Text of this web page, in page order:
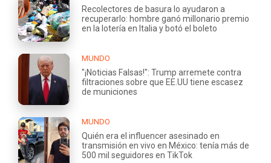
Recolectores de basura lo ayudaron a
recuperarlo: hombre ganó millonario premio
en la lotería en Italia y botó el boleto
MUNDO
"¡Noticias Falsas!": Trump arremete contra
filtraciones sobre que EE.UU tiene escasez
de municiones
MUNDO
Quién era el influencer asesinado en
transmisión en vivo en México: tenía más de
500 mil seguidores en TikTok